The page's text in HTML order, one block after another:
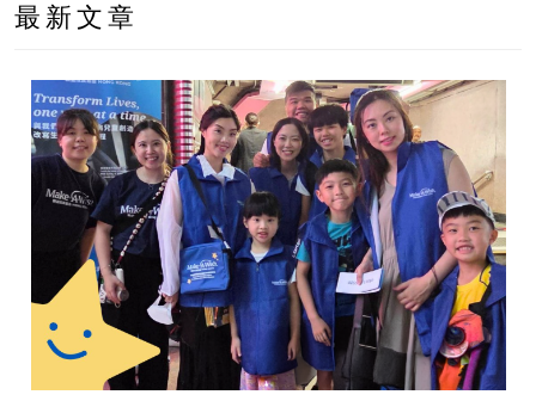
最新文章